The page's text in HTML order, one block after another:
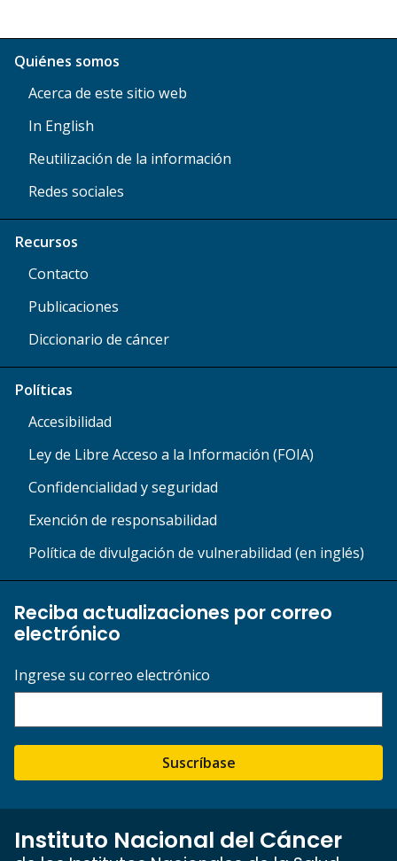
Quiénes somos
Acerca de este sitio web
In English
Reutilización de la información
Redes sociales
Recursos
Contacto
Publicaciones
Diccionario de cáncer
Políticas
Accesibilidad
Ley de Libre Acceso a la Información (FOIA)
Confidencialidad y seguridad
Exención de responsabilidad
Política de divulgación de vulnerabilidad (en inglés)
Reciba actualizaciones por correo
electrónico
Ingrese su correo electrónico
Suscríbase
Instituto Nacional del Cáncer